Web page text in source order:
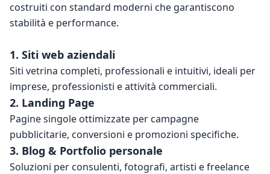
costruiti con standard moderni che garantiscono
stabilità e performance.
1. Siti web aziendali
Siti vetrina completi, professionali e intuitivi, ideali per
imprese, professionisti e attività commerciali.
2. Landing Page
Pagine singole ottimizzate per campagne
pubblicitarie, conversioni e promozioni specifiche.
3. Blog & Portfolio personale
Soluzioni per consulenti, fotografi, artisti e freelance